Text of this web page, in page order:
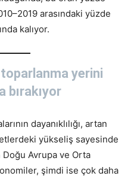
arasındaki yüzde
kalıyor.
yerini
bırakıyor
dayanıklılığı, artan
yükseliş sayesinde
Avrupa ve Orta
şimdi ise çok daha